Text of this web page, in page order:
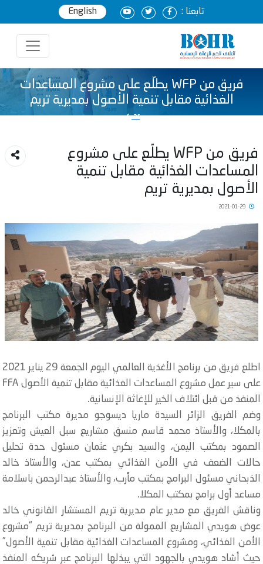
تابعنا : English
فريق من WFP يطلّع على مشروع المساعدات
الغذائية مقابل تنمية الأصول بمديرية تريم
ar
فريق من WFP يطلّع على مشروع
الغذائية مقابل تنمية
بمديرية تريم
2021-01-29
اطلع فريق من برنامج الأغذية العالمي اليوم الجمعة 29 يناير 2021
على سير عمل مشروع المساعدات الغذائية مقابل تنمية الأصول FFA
من قبل ائتلاف الخير للإغاثة الإنسانية.
الفريق الزائر السيدة ماريا ديسوجو مديرة مكتب البرنامج
والأستاذ محمد قاسم منسق مشاريع سبل العيش وتعزيز
بمكتب اليمن، والسيد بكري عثمان مسئول حدة تحليل
الضعف في الأمن الغذائي بمكتب عدن، والأستاذ خالد
مسئول البرامج بمكتب مأرب، والأستاذ عبدالرحمن باسلامة
أول برامج بمكتب المكلا.
الفريق مع مدير عام مديرية تريم المستشار القانوني خالد
هويدي المشاريع الممولة من البرنامج بمديرية تريم “مشروع
الغذائي، ومشروع المساعدات الغذائية مقابل تنمية الأصول”
أشاد هويدي بالجهود التي يبذلها البرنامج عبر شريكه المنفذ